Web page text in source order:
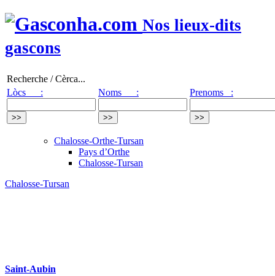
Nos lieux-dits
gascons
Recherche / Cèrca...
Lòcs :
Noms : Prenoms :
Chalosse-Orthe-Tursan
Pays d’Orthe
Chalosse-Tursan
Chalosse-Tursan
Saint-Aubin